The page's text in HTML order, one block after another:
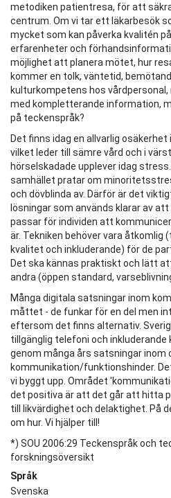
metodiken patientresa, för att
centrum. Om vi tar ett läkarbesök
mycket som kan påverka kvalitén
erfarenheter och
möjlighet att planera mötet, hur
kommer en tolk, väntetid,
kulturkompetens hos
med kompletterande information,
på teckenspråk?
Det finns idag en allvarlig
vilket leder till sämre vård och i
hörselskadade upplever idag
samhället pratar om
och dövblinda av. Därför är det
lösningar som används klarar av
passar för individen att
är. Tekniken behöver vara åtkomlig
kvalitet och inkluderande) för de
Det ska kännas praktiskt och lätt
andra (öppen standard,
Många digitala satsningar inom
måttet - de funkar för en del men
eftersom det finns alternativ.
tillgänglig telefoni och
genom många års satsningar inom
kommunikation/funktionshinder.
vi byggt upp. Området
det positiva är att det går att hitta
till likvärdighet och delaktighet. På
om hur. Vi hjälper till!
*) SOU 2006:29 Teckenspråk och
forskningsöversikt
Språk
Svenska